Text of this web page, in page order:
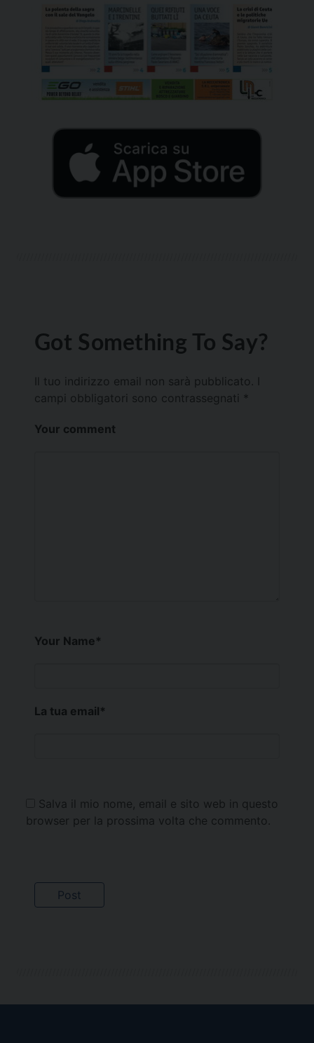
Got Something To Say?
Il tuo indirizzo email non sarà pubblicato.
campi obbligatori sono contrassegnati *
Your comment
Your Name*
La tua email*
Salva il mio nome, email e sito web in questo
browser per la prossima volta che commento.